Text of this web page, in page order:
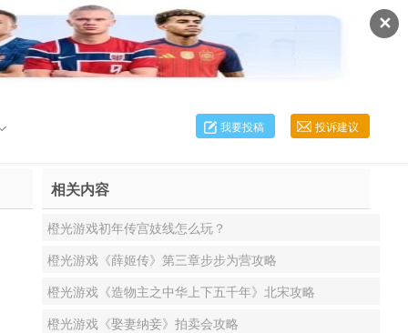
✕
我要投稿 投诉建议
相关内容
橙光游戏初年传宫妓线怎么玩？
橙光游戏《薛姬传》第三章步步为营攻略
橙光游戏《造物主之中华上下五千年》北宋攻略
橙光游戏《娶妻纳妾》拍卖会攻略